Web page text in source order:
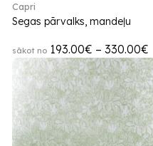
Capri
Segas pārvalks, mandeļu
sākot no 193.00€ – 330.00€